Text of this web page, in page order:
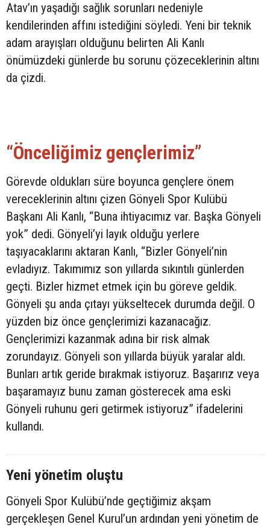
Atav’ın yaşadığı sağlık sorunları nedeniyle
kendilerinden affını istediğini söyledi. Yeni bir teknik
adam arayışları olduğunu belirten Ali Kanlı
önümüzdeki günlerde bu sorunu çözeceklerinin altını
da çizdi.
“Önceliğimiz gençlerimiz”
Görevde oldukları süre boyunca gençlere önem
vereceklerinin altını çizen Gönyeli Spor Kulübü
Başkanı Ali Kanlı, “Buna ihtiyacımız var. Başka Gönyeli
yok” dedi. Gönyeli’yi layık olduğu yerlere
taşıyacaklarını aktaran Kanlı, “Bizler Gönyeli’nin
evladıyız. Takımımız son yıllarda sıkıntılı günlerden
geçti. Bizler hizmet etmek için bu göreve geldik.
Gönyeli şu anda çıtayı yükseltecek durumda değil. O
yüzden biz önce gençlerimizi kazanacağız.
Gençlerimizi kazanmak adına bir risk almak
zorundayız. Gönyeli son yıllarda büyük yaralar aldı.
Bunları artık geride bırakmak istiyoruz. Başarırız veya
başaramayız bunu zaman gösterecek ama eski
Gönyeli ruhunu geri getirmek istiyoruz” ifadelerini
kullandı.
Yeni yönetim oluştu
Gönyeli Spor Kulübü’nde geçtiğimiz akşam
gerçekleşen Genel Kurul’un ardından yeni yönetim de